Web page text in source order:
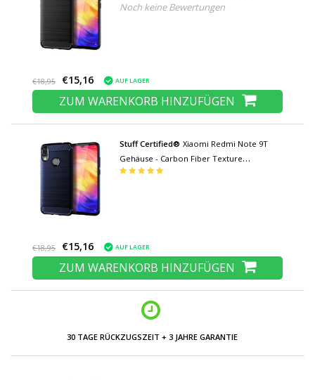
Shockproof Case TPU Cover Schwarz
Noch keine Bewertungen
€18,95 €15,16 AUF LAGER
ZUM WARENKORB HINZUFÜGEN
Stuff Certified® Xiaomi Redmi Note 9T
Gehäuse - Carbon Fiber Texture
Stoßdichtes Gehäuse TPU Cover Blue
€18,95 €15,16 AUF LAGER
ZUM WARENKORB HINZUFÜGEN
NIEDRIGE PREISE UND GROSSE AUSWAHL